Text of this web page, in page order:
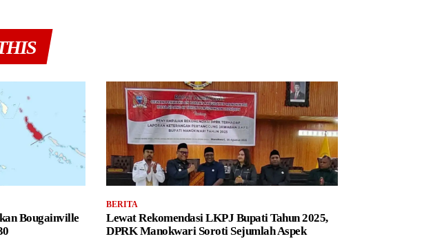
Bougainville
BERITA
Lewat Rekomendasi LKPJ Bupati Tahun 2025,
DPRK Manokwari Soroti Sejumlah Aspek